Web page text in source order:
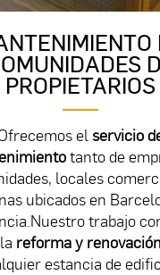
PROPIETARIOS
el servicio
tanto de
locales
ubicados en
trabajo
reforma y renovación
estancia de